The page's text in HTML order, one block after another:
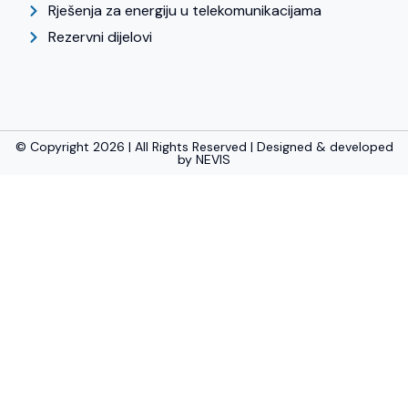
Rješenja za energiju u telekomunikacijama
Rezervni dijelovi
© Copyright 2026 | All Rights Reserved | Designed & developed
by NEVIS